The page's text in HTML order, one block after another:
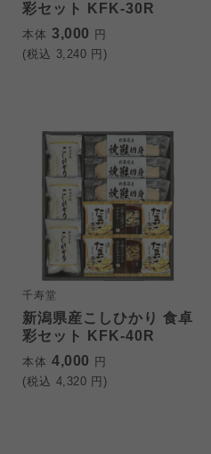
彩セット KFK-30R
本体 3,000 円
(税込 3,240 円)
千寿堂
新潟県産こしひかり 食卓
彩セット KFK-40R
本体 4,000 円
(税込 4,320 円)